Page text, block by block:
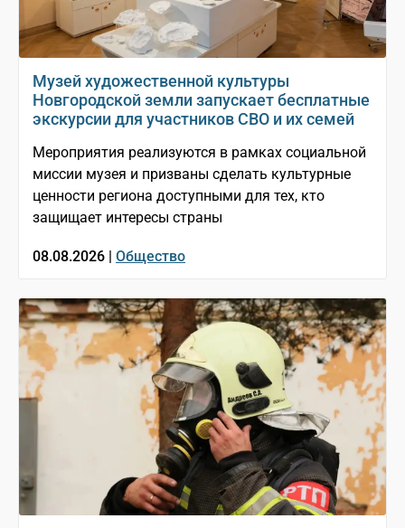
Музей художественной культуры
Новгородской земли запускает бесплатные
экскурсии для участников СВО и их семей
Мероприятия реализуются в рамках социальной
миссии музея и призваны сделать культурные
ценности региона доступными для тех, кто
защищает интересы страны
08.08.2026 | Общество